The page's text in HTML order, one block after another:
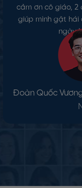
cảm ơn cô giáo, 2
giúp mình gặt hái
ngày
Đoàn Quốc